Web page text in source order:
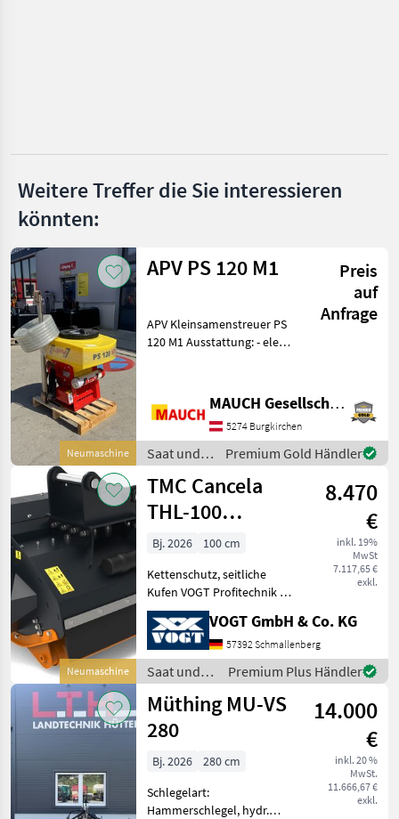
Ino
anzeigen
MARKTPLATZ
Marktplatz Händlerangebote Kleinanzeigen
Weitere Treffer die Sie interessieren
könnten:
Neumaschine
APV PS 120 M1
Preis
auf
Anfrage
APV Kleinsamenstreuer PS
120 M1 Ausstattung: - elek.
Säwellenabstreifer 3-reihig -
6m Gerätekabel Standard -
8 Auslässe - Rührw
MAUCH Gesellschaft m.b.H. & Co.KG
5274 Burgkirchen
Saat und
Pflege /
APV
Premium Gold Händler
Neumaschine
TMC Cancela
THL-100
Hydraulischer
Schlegelmulcher
8.470
€
inkl. 19%
MwSt
7.117,65 €
exkl.
Bj. 2026
100 cm
Kettenschutz, seitliche
Kufen VOGT Profitechnik –
Ihr Generalimporteur für
TMC CANCELA in
Deutschland & Österreich =
Große Auswahl an TMC
Forstmulchern, Forstfräs
VOGT GmbH & Co. KG
57392 Schmallenberg
Saat und
Pflege /
TMC
Cancela
Premium Plus Händler
Müthing MU-VS
280
14.000
€
inkl. 20 %
MwSt.
11.666,67 €
exkl.
Bj. 2026
280 cm
Schlegelart:
Hammerschlegel, hydr.